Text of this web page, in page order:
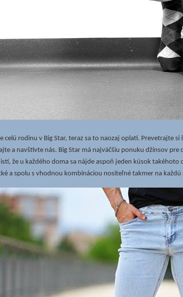
celú rodinu v Big Star, teraz sa to naozaj oplatí. Prevetrajte
a navštívte nás. Big Star má najväčšiu ponuku džínsov
istí, že u každého doma sa nájde aspoň jeden kúsok
a spolu s vhodnou kombináciou nositeľné takmer na každú